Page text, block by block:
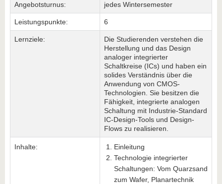
Angebotsturnus: jedes Wintersemester
Leistungspunkte: 6
Lernziele:
Die Studierenden verstehen die
Herstellung und das Design
analoger integrierter
Schaltkreise (ICs) und haben ein
solides Verständnis über die
Anwendung von CMOS-
Technologien. Sie besitzen die
Fähigkeit, integrierte analogen
Schaltung mit Industrie-Standard
IC-Design-Tools und Design-
Flows zu realisieren.
Inhalte:
Einleitung
Technologie integrierter
Schaltungen: Vom Quarzsand
zum Wafer, Planartechnik